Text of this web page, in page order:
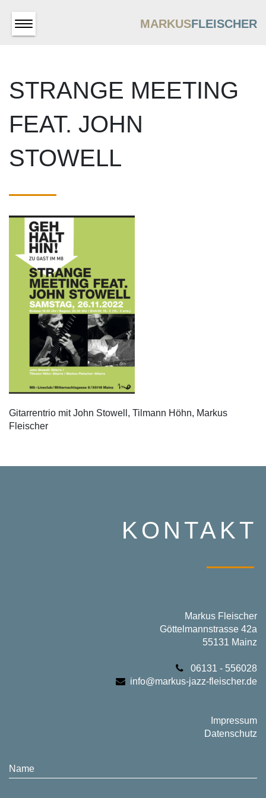
MARKUSFLEISCHER
STRANGE MEETING
FEAT. JOHN
STOWELL
Gitarrentrio mit John Stowell, Tilmann Höhn, Markus
Fleischer
KONTAKT
Markus Fleischer
Göttelmannstrasse 42a
55131 Mainz
06131 - 556028
info@markus-jazz-fleischer.de
Impressum
Datenschutz
Name